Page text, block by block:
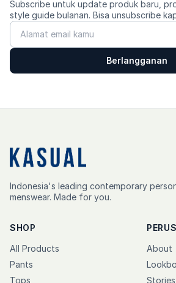
Subscribe untuk update produk baru,
style guide bulanan. Bisa unsubscribe
Berlangganan
Indonesia's leading contemporary
menswear. Made for you.
SHOP
All Products
Pants
Tops
About
Stories